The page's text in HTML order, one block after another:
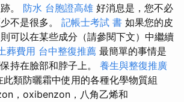
。 防水 台胞證高雄 好消息是，您不必
不是很多。 記帳士考試 書 如果您的皮
可以在某些成分（請參閱下文）中繼續
葬費用 台中整復推薦 最簡單的事情是
持在臉部和脖子上。 養生與整復推廣
此類防曬霜中使用的各種化學物質組
，oxibenzon，八角乙烯和